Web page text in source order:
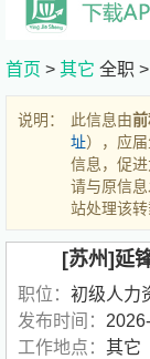
首页 > 其它 全职 >
说明： 此信息由
址），应
信息，促
请与原信
站处理该转
[苏州]延
职位： 初级人力
发布时间：
工作地点： 其它